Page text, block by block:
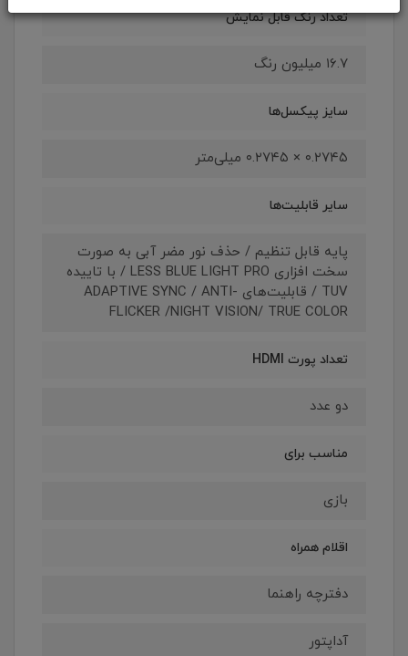
تعداد رنگ قابل نمایش
۱۶.۷ میلیون رنگ
سایز پیکسل‌ها
۰.۲۷۴۵ × ۰.۲۷۴۵ میلی‌متر
سایر قابلیت‌ها
پایه قابل تنظیم / حذف نور مضر آبی به صورت
سخت افزاری LESS BLUE LIGHT PRO / با تاییده
TUV / قابلیت‌های ADAPTIVE SYNC / ANTI-
FLICKER /NIGHT VISION/ TRUE COLOR
تعداد پورت HDMI
دو عدد
مناسب برای
بازی
اقلام همراه
دفترچه‌ راهنما
آداپتور